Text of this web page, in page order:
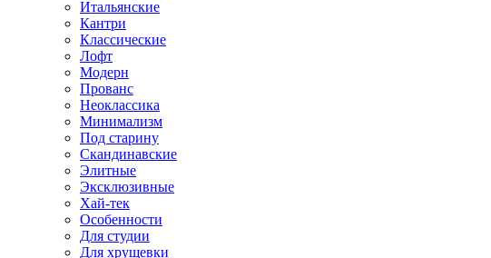
Итальянские
Кантри
Классические
Лофт
Модерн
Прованс
Неоклассика
Минимализм
Под старину
Скандинавские
Элитные
Эксклюзивные
Хай-тек
Особенности
Для студии
Для хрущевки